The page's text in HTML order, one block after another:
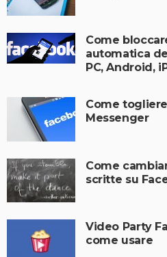
Come
automatica
PC, Android,
Come
Messenger
Come
scritte su
Video Party
come usare